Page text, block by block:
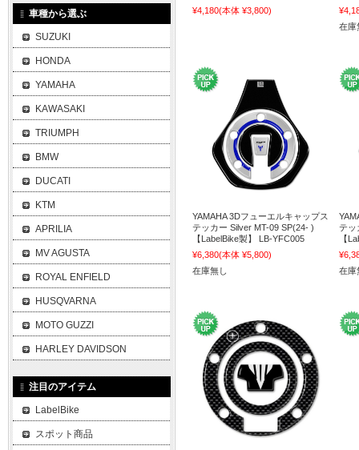
¥4,180(本体 ¥3,800)
在庫
YAMAHA 3Dフューエルキャップス
テッカー Silver MT-09 SP(24- )
【LabelBike製】 LB-YFC005
¥6,380(本体 ¥5,800)
在庫無し
テッ
【
在庫
車種から選ぶ
SUZUKI
HONDA
YAMAHA
KAWASAKI
TRIUMPH
BMW
DUCATI
KTM
APRILIA
MV AGUSTA
ROYAL ENFIELD
HUSQVARNA
MOTO GUZZI
HARLEY DAVIDSON
注目のアイテム
LabelBike
スポット商品